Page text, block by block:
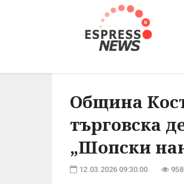
Община
търговска
„Шопски
12.03.2026 09:30:00